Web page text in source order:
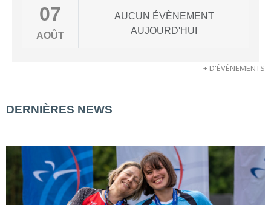
07
AOÛT
AUCUN ÉVÈNEMENT
AUJOURD'HUI
+ D'ÉVÈNEMENTS
DERNIÈRES NEWS